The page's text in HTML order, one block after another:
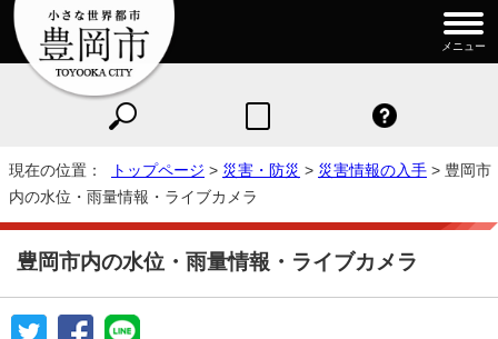
メニュー
現在の位置： トップページ > 災害・防災 > 災害情報の入手 > 豊岡市
内の水位・雨量情報・ライブカメラ
豊岡市内の水位・雨量情報・ライブカメラ